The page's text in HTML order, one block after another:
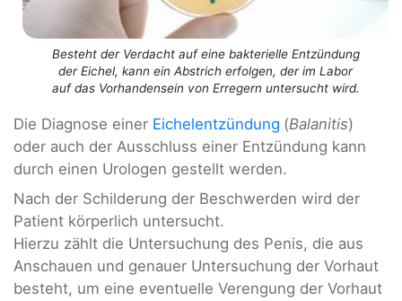
Besteht der Verdacht auf eine bakterielle Entzündung
der Eichel, kann ein Abstrich erfolgen, der im Labor
auf das Vorhandensein von Erregern untersucht wird.
Die Diagnose einer Eichelentzündung (Balanitis)
oder auch der Ausschluss einer Entzündung kann
durch einen Urologen gestellt werden.
Nach der Schilderung der Beschwerden wird der
Patient körperlich untersucht.
Hierzu zählt die Untersuchung des Penis, die aus
Anschauen und genauer Untersuchung der Vorhaut
besteht, um eine eventuelle Verengung der Vorhaut